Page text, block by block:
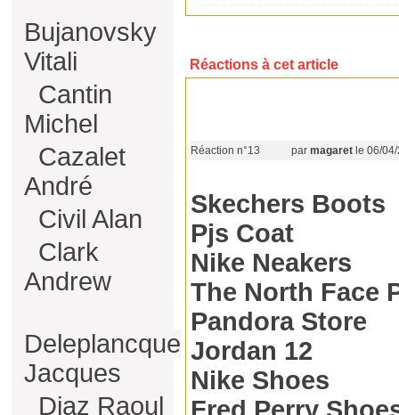
Bujanovsky
Vitali
Cantin
Michel
Cazalet
André
Civil Alan
Clark
Andrew
Deleplancque
Jacques
Diaz Raoul
Réactions à cet article
Réaction n°13 par magaret le 06/
Skechers Boots
Pjs Coat
Nike Neakers
The North Face
Pandora Store
Jordan 12
Nike Shoes